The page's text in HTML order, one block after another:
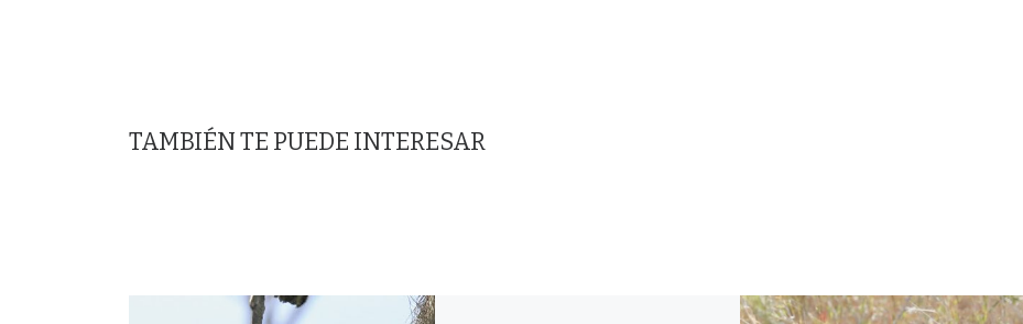
TAMBIÉN TE PUEDE INTERESAR